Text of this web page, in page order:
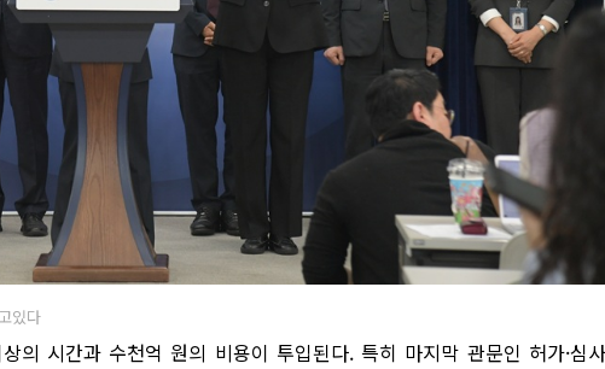
있다
의 시간과 수천억 원의 비용이 투입된다. 특히 마지막 관문인 허가·심